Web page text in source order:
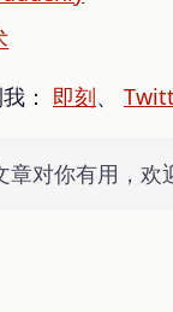
： 即刻、
对你有用，欢